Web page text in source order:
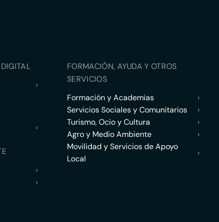
›
›
›
›
FORMACIÓN, AYUDA Y OTROS
SERVICIOS
Formación y Academias
›
Servicios Sociales y Comunitarios
›
Turismo, Ocio y Cultura
›
Agro y Medio Ambiente
›
Movilidad y Servicios de Apoyo
Local
›